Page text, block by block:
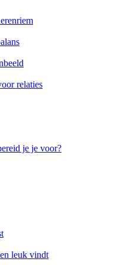
relaties
je je voor?
leuk vindt